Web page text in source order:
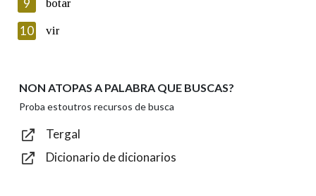
Texto de verificación
Enviar
9 botar
10 vir
NON ATOPAS A PALABRA QUE BUSCAS?
Proba estoutros recursos de busca
Tergal
Dicionario de dicionarios